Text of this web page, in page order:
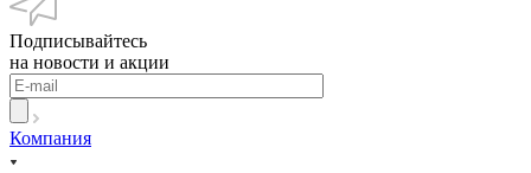
Подписывайтесь
на новости и акции
Компания